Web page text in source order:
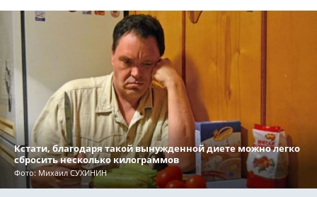
Кстати, благодаря такой вынужденной диете можно легко
сбросить несколько килограммов
Фото: Михаил СУХИНИН